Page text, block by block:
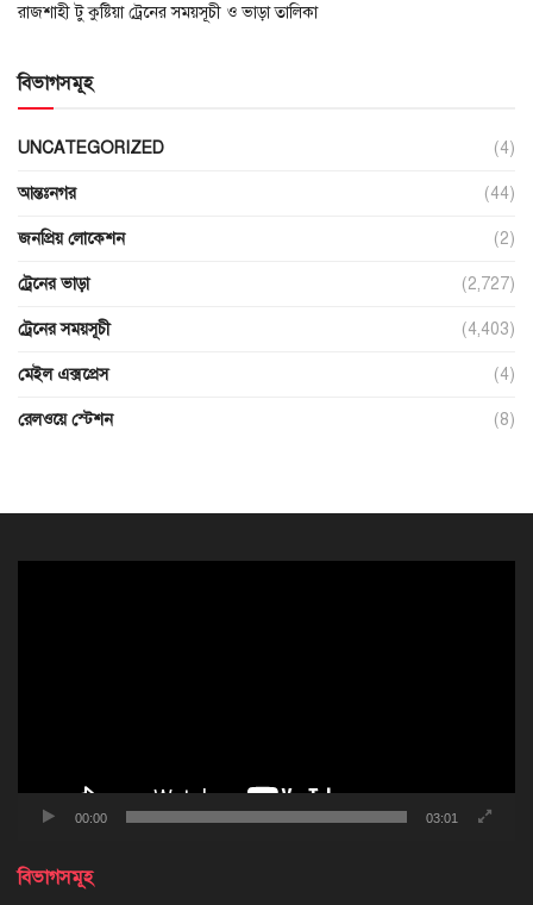
রাজশাহী টু কুষ্টিয়া ট্রেনের সময়সূচী ও ভাড়া তালিকা
বিভাগসমূহ
UNCATEGORIZED (4)
আন্তঃনগর (44)
জনপ্রিয় লোকেশন (2)
ট্রেনের ভাড়া (2,727)
ট্রেনের সময়সূচী (4,403)
মেইল এক্সপ্রেস (4)
রেলওয়ে স্টেশন (8)
00:00 03:01
বিভাগসমূহ